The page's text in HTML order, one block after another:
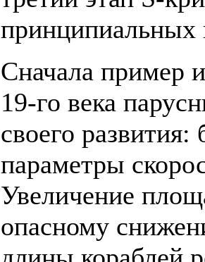
принципиальных
Сначала пример
19-го века
своего
параметры
Увеличение
опасному